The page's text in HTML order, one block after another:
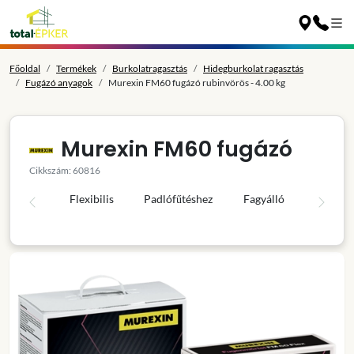
Főoldal Termékek Burkolatragasztás
Hidegburkolat ragasztás
Fugázó anyagok
Murexin FM60 fugázó rubinvörös - 4.00 kg
Murexin FM60 fugázó
Cikkszám: 60816
Flexibilis Padlófűtéshez Fagyálló